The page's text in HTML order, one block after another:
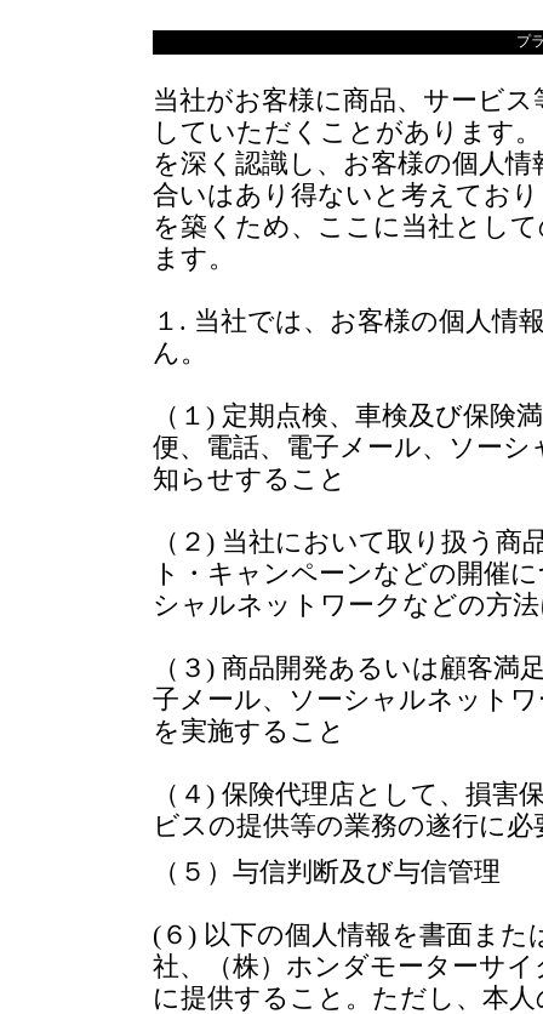
プ
当社がお客様に商品、サービ
していただくことがあります
を深く認識し、お客様の個人
合いはあり得ないと考えてお
を築くため、ここに当社とし
ます。
１. 当社では、お客様の個人情
ん。
（１) 定期点検、車検及び保険
便、電話、電子メール、ソー
知らせすること
（２) 当社において取り扱う
ト・キャンペーンなどの開催
シャルネットワークなどの方
（３) 商品開発あるいは顧客満
子メール、ソーシャルネット
を実施すること
（４) 保険代理店として、損
ビスの提供等の業務の遂行に
（５）与信判断及び与信管理
(６) 以下の個人情報を書面ま
社、（株）ホンダモーターサ
に提供すること。ただし、本